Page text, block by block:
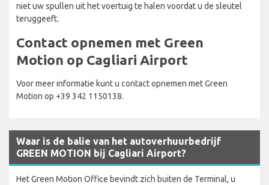
niet uw spullen uit het voertuig te halen voordat u de sleutel
teruggeeft.
Contact opnemen met Green
Motion op Cagliari Airport
Voor meer informatie kunt u contact opnemen met Green
Motion op +39 342 1150138.
Waar is de balie van het autoverhuurbedrijf
GREEN MOTION bij Cagliari Airport?
Het Green Motion Office bevindt zich buiten de Terminal, u